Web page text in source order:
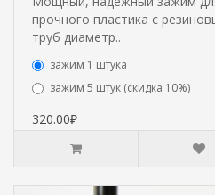
прочного пластика с
труб диаметр..
зажим 1 штука
зажим 5 штук (скидка 10%)
320.00₽